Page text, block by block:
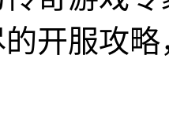
开服攻